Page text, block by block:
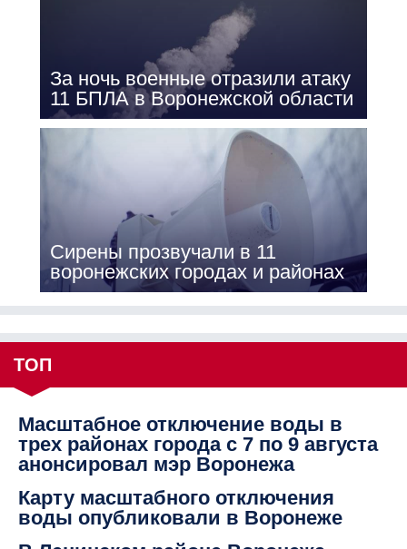
За ночь военные отразили атаку
11 БПЛА в Воронежской области
Сирены прозвучали в 11
воронежских городах и районах
ТОП
Масштабное отключение воды в
трех районах города с 7 по 9 августа
анонсировал мэр Воронежа
Карту масштабного отключения
воды опубликовали в Воронеже